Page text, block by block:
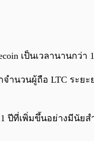
เป็นเวลานานกว่า
ำนวนผู้ถือ LTC ระ
ปีที่เพิ่มขึ้นอย่างมีนั